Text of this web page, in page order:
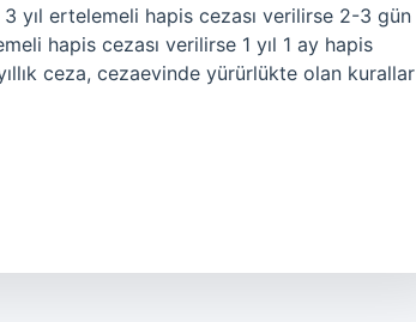
3 yıl ertelemeli hapis cezası verilirse 2-3 gün
hapis cezası verilirse 1 yıl 1 ay hapis
ceza, cezaevinde yürürlükte olan kurallar